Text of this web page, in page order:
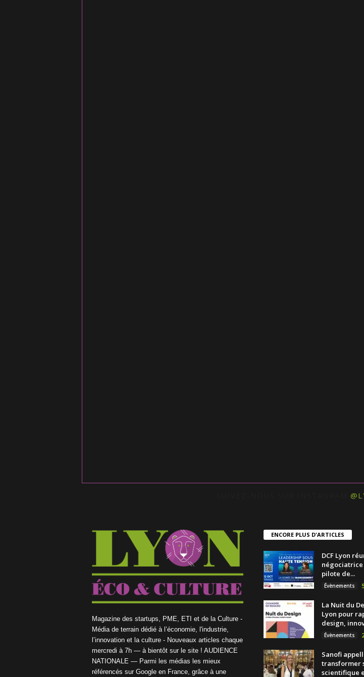
Magazine des startups, PME, ETI et de la Culture -
Média de terrain dédié à l’économie, l'industrie,
l’innovation et la culture - Nouveaux articles chaque
mercredi à 7h — à bientôt sur le site ! AUDIENCE
NATIONALE — Parmi les médias les mieux
référencés sur Google en France, grâce à une
ENCORE PLUS D'ARTICLES
DCF Lyon
négociatrice
pilote de...
Évènements
La Nuit du
Lyon pour
design,
Évènements
Sanofi
transformer
scientifique